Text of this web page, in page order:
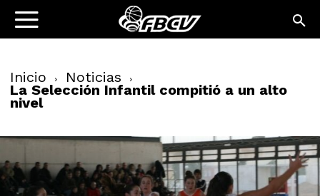
Inicio Noticias
La Selección Infantil compitió a un alto
nivel